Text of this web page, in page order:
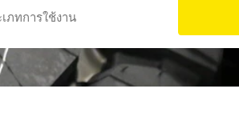
งานค้าขายแล
ปฏิบัติการพล
อา